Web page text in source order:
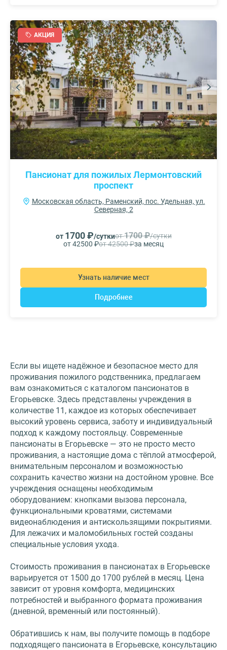
АКЦИЯ
Пансионат для пожилых Лермонтовский
проспект
Московская область, Раменский, пос. Удельная, ул.
Северная, 2
от 1700 ₽/суткиот1700 ₽/сутки
от 42500 ₽от 42500 ₽за месяц
Узнать наличие мест
Подробнее
Если вы ищете надёжное и безопасное место для
проживания пожилого родственника, предлагаем
вам ознакомиться с каталогом пансионатов в
Егорьевске. Здесь представлены учреждения в
количестве 11, каждое из которых обеспечивает
высокий уровень сервиса, заботу и индивидуальный
подход к каждому постояльцу. Современные
пансионаты в Егорьевске — это не просто место
проживания, а настоящие дома с тёплой атмосферой,
внимательным персоналом и возможностью
сохранить качество жизни на достойном уровне. Все
учреждения оснащены необходимым
оборудованием: кнопками вызова персонала,
функциональными кроватями, системами
видеонаблюдения и антискользящими покрытиями.
Для лежачих и маломобильных гостей созданы
специальные условия ухода.
Стоимость проживания в пансионатах в Егорьевске
варьируется от 1500 до 1700 рублей в месяц. Цена
зависит от уровня комфорта, медицинских
потребностей и выбранного формата проживания
(дневной, временный или постоянный).
Обратившись к нам, вы получите помощь в подборе
подходящего пансионата в Егорьевске, консультацию